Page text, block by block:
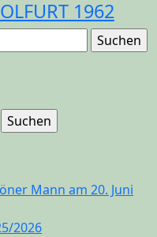
1962
Mann am 20. Juni
2026